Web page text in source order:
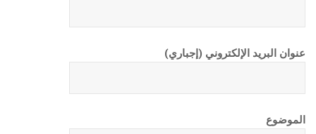
عنوان البريد الإلكتروني (إجباري)
الموضوع